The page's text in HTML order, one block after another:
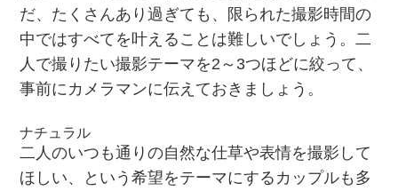
だ、たくさんあり過ぎても、限られた撮影時間の
中ではすべてを叶えることは難しいでしょう。二
人で撮りたい撮影テーマを2～3つほどに絞って、
事前にカメラマンに伝えておきましょう。
ナチュラル
二人のいつも通りの自然な仕草や表情を撮影して
ほしい、という希望をテーマにするカップルも多